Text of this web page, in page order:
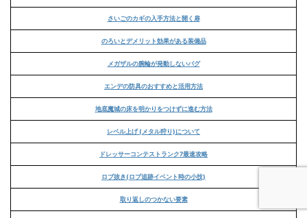
さいごのカギの入手方法と開く扉
のろいとデメリット効果がある装備品
メガザルの腕輪が発動しないバグ
エンデの防具のおすすめと活用方法
地底魔城の床を明かりをつけずに進む方法
レベル上げ (メタル狩り)について
ドレッサーコンテストランク7最速攻略
ロブ抜き(ロブ追跡イベント時の小技)
取り返しのつかない要素